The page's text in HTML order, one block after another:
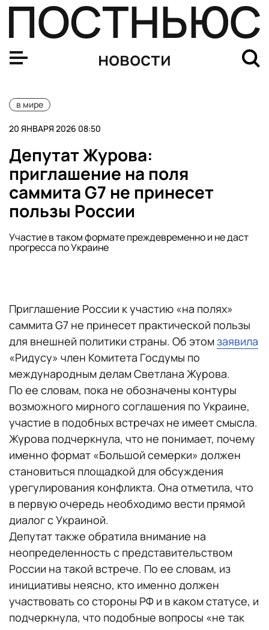
новости
в мире
20 ЯНВАРЯ 2026 08:50
Депутат Журова:
приглашение на поля
саммита G7 не принесет
пользы России
Участие в таком формате преждевременно и не даст
прогресса по Украине
Приглашение России к участию «на полях»
саммита G7 не принесет практической пользы
для внешней политики страны. Об этомзаявила
«Ридусу» член Комитета Госдумы по
международным делам Светлана Журова.
По ее словам, пока не обозначены контуры
возможного мирного соглашения по Украине,
участие в подобных встречах не имеет смысла.
Журова подчеркнула, что не понимает, почему
именно формат «Большой семерки» должен
становиться площадкой для обсуждения
урегулирования конфликта. Она отметила, что
в первую очередь необходимо вести прямой
диалог с Украиной.
Депутат также обратила внимание на
неопределенность с представительством
России на такой встрече. По ее словам, из
инициативы неясно, кто именно должен
участвовать со стороны РФ и в каком статусе, и
подчеркнула, что подобные вопросы «не так
Трамп опубликовал ИИ-фото, на котором